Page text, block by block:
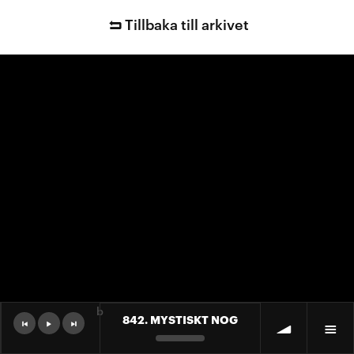
Tillbaka till arkivet
842. MYSTISKT NOG
b